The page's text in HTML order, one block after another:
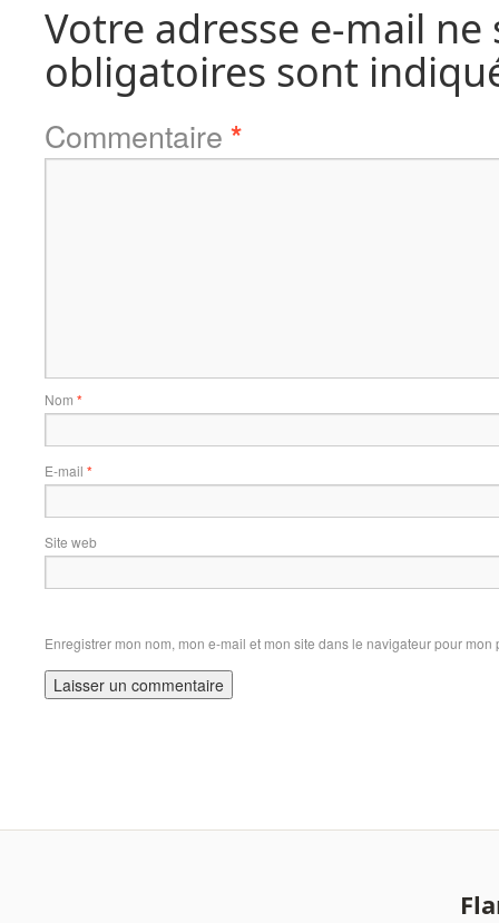
Votre adresse e-mail
obligatoires sont
Commentaire *
Nom *
E-mail *
Site web
Enregistrer mon nom, mon e-mail et mon site dans le navigateur pour